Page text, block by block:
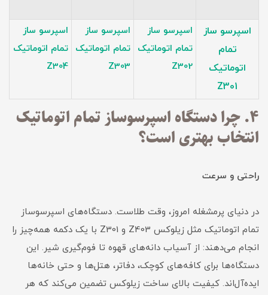
اسپرسو ساز
تمام
اتوماتیک
Z301
اسپرسو ساز
تمام اتوماتیک
Z302
اسپرسو ساز
تمام اتوماتیک
Z303
اسپرسو ساز
تمام اتوماتیک
Z304
۴. چرا دستگاه اسپرسوساز تمام اتوماتیک
انتخاب بهتری است؟
راحتی و سرعت
در دنیای پرمشغله امروز، وقت طلاست. دستگاه‌های اسپرسوساز
تمام اتوماتیک مثل زیلوکس Z403 و Z301 با یک دکمه همه‌چیز را
انجام می‌دهند: از آسیاب دانه‌های قهوه تا فوم‌گیری شیر. این
دستگاه‌ها برای کافه‌های کوچک، دفاتر، هتل‌ها و حتی خانه‌ها
ایده‌آل‌اند. کیفیت بالای ساخت زیلوکس تضمین می‌کند که هر